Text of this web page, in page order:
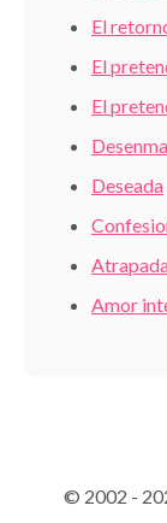
El
El
El
Deseada
Amor
© 2002 -